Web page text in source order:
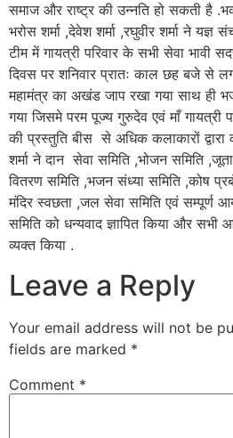
समाज और राष्ट्र की उन्नति हो सकती है
भरोस शर्मा ,देवेश शर्मा ,रघुवीर शर्मा ने यज्ञ
टीम में गायत्री परिवार के सभी सेवा भावी
दिवस पर शनिवार प्रातः काल छह बजे से
महामंत्र का अखंड जाप रखा गया साथ ही
गया जिसमे परम पूज्य गुरुदेव एवं माँ गायत्री
की प्रस्तुति बीस से अधिक कलाकारों
शर्मा ने दान सेवा समिति ,भोजन समिति
वितरण समिति ,भजन संध्या समिति ,कोष
मंदिर स्वछता ,जल सेवा समिति एवं सम्पूर्ण
समिति को धन्यवाद ज्ञापित किया और
व्यक्त किया .
Leave a Reply
Your email address will not be
fields are marked *
Comment *